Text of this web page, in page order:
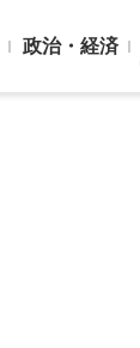
政治・経済